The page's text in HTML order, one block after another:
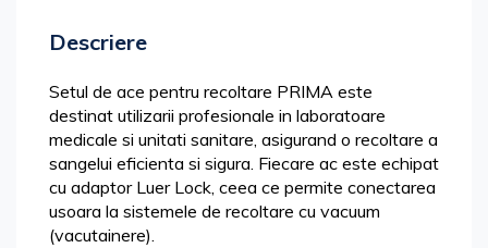
Descriere
Setul de ace pentru recoltare PRIMA este
destinat utilizarii profesionale in laboratoare
medicale si unitati sanitare, asigurand o recoltare a
sangelui eficienta si sigura. Fiecare ac este echipat
cu adaptor Luer Lock, ceea ce permite conectarea
usoara la sistemele de recoltare cu vacuum
(vacutainere).